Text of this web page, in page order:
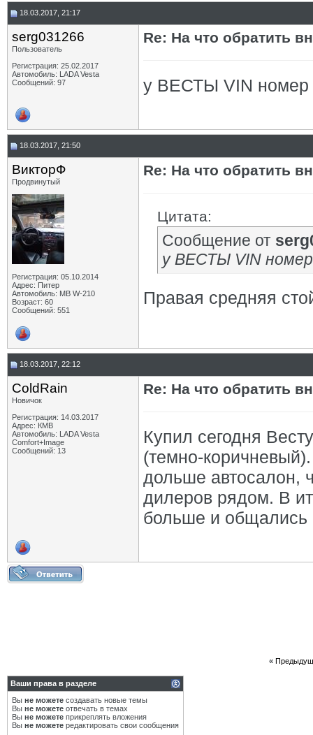
18.03.2017, 21:17
serg031266
Пользователь
Регистрация: 25.02.2017
Автомобиль: LADA Vesta
Сообщений: 97
Re: На что обратить
у ВЕСТЫ VIN номер
18.03.2017, 21:50
ВикторФ
Продвинутый
Регистрация: 05.10.2014
Адрес: Питер
Автомобиль: MB W-210
Возраст: 60
Сообщений: 551
Re: На что обратить
Цитата:
Сообщение от
у ВЕСТЫ VIN
Правая средняя
18.03.2017, 22:12
ColdRain
Новичок
Регистрация: 14.03.2017
Адрес: КМВ
Автомобиль: LADA Vesta
Comfort+Image
Сообщений: 13
Re: На что обратить
Купил сегодня
(темно-
дольше
дилеров рядом. В
больше и общались
«
Ваши права в разделе
Вы не можете создавать новые темы
Вы не можете отвечать в темах
Вы не можете прикреплять вложения
Вы не можете редактировать свои сообщения